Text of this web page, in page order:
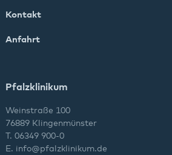
Kontakt
Anfahrt
Pfalzklinikum
Weinstraße 100
76889 Klingenmünster
T. 06349 900-0
E. info@pfalzklinikum.de